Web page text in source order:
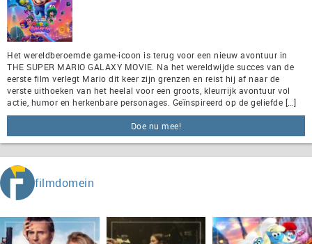
Het wereldberoemde game-icoon is terug voor een nieuw avontuur in
THE SUPER MARIO GALAXY MOVIE. Na het wereldwijde succes van de
eerste film verlegt Mario dit keer zijn grenzen en reist hij af naar de
verste uithoeken van het heelal voor een groots, kleurrijk avontuur vol
actie, humor en herkenbare personages. Geïnspireerd op de geliefde […]
Doe nu mee!
filmdomein